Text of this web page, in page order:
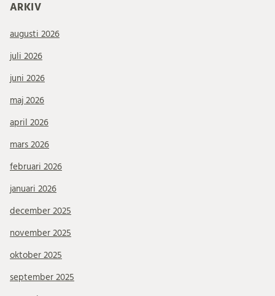
ARKIV
augusti 2026
juli 2026
juni 2026
maj 2026
april 2026
mars 2026
februari 2026
januari 2026
december 2025
november 2025
oktober 2025
september 2025